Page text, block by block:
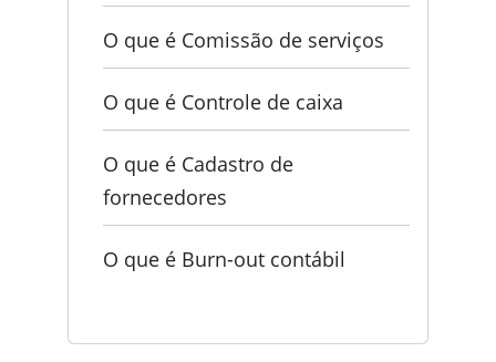
O que é Comissão de serviços
O que é Controle de caixa
O que é Cadastro de
fornecedores
O que é Burn-out contábil